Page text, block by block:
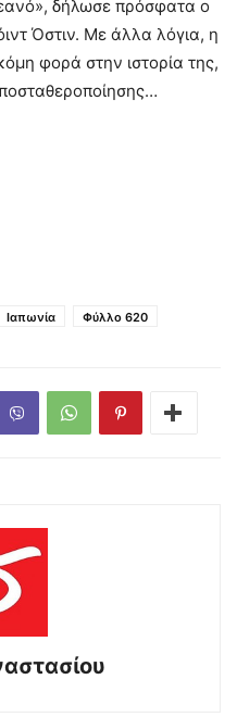
δήλωσε πρόσφατα ο
Όστιν. Με άλλα λόγια, η
φορά στην ιστορία της,
Ιαπωνία Φύλλο 620